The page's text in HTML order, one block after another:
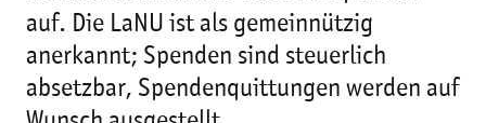
auf. Die LaNU ist als gemeinnützig
anerkannt; Spenden sind steuerlich
absetzbar, Spendenquittungen werden auf